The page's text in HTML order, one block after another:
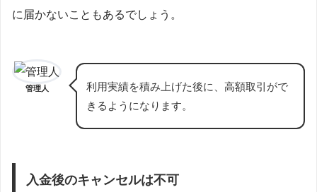
に届かないこともあるでしょう。
管理人
利用実績を積み上げた後に、高額取引がで
きるようになります。
入金後のキャンセルは不可